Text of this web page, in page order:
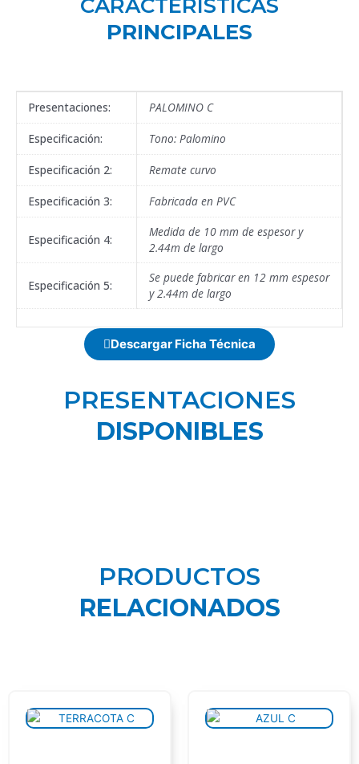
CARACTERÍSTICAS
PRINCIPALES
Presentaciones: PALOMINO C
Especificación: Tono: Palomino
Especificación 2: Remate curvo
Especificación 3: Fabricada en PVC
Especificación 4:
Medida de 10 mm de espesor y
2.44m de largo
Especificación 5:
Se puede fabricar en 12 mm espesor
y 2.44m de largo
Descargar Ficha Técnica
PRESENTACIONES
DISPONIBLES
PRODUCTOS
RELACIONADOS